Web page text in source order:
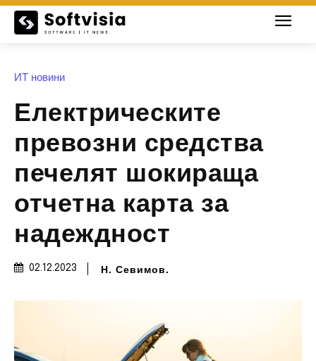
ИТ новини
Електрическите
превозни средства
печелят шокираща
отчетна карта за
надеждност
02.12.2023 Н. Севимов.